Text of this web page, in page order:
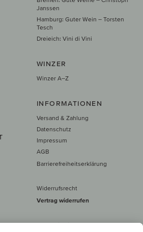
Janssen
Hamburg: Guter Wein – Torsten
Tesch
Dreieich: Vini di Vini
WINZER
Winzer A–Z
INFORMATIONEN
Versand & Zahlung
Datenschutz
Impressum
AGB
Barrierefreiheitserklärung
Widerrufsrecht
Vertrag widerrufen
Alle Preise inkl. MwSt., zzgl. 5 €